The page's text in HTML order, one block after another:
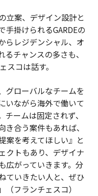
立案、デザイン設計と
手掛けられるGARDEの
らレジデンシャル、オ
チャンスの多さも、
スコは話す。
グローバルなチームを
いながら海外で働いて
ームは固定されず、
合う案件もあれば、
案を考えてほしい』と
クトもあり、デザイナ
広がっていきます。分
ていきたい人と、ぜひ
フランチェスコ）